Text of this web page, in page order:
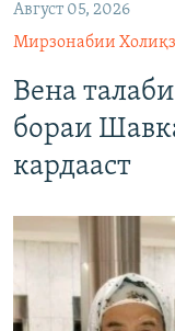
Август 05, 2026
Мирзонабии
Вена
бораи
кардааст